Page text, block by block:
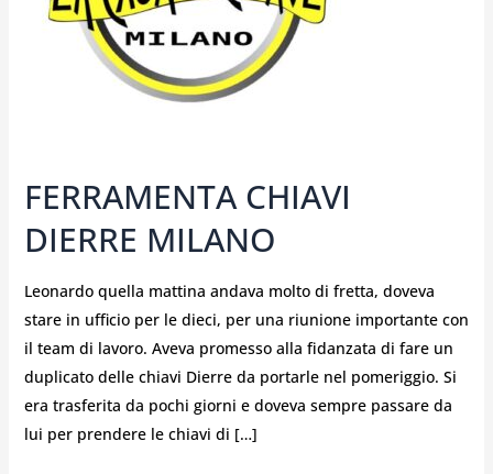
FERRAMENTA CHIAVI
DIERRE MILANO
Leonardo quella mattina andava molto di fretta, doveva
stare in ufficio per le dieci, per una riunione importante con
il team di lavoro. Aveva promesso alla fidanzata di fare un
duplicato delle chiavi Dierre da portarle nel pomeriggio. Si
era trasferita da pochi giorni e doveva sempre passare da
lui per prendere le chiavi di […]